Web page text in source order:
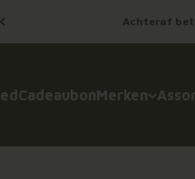
Achteraf
CadeaubonMerken